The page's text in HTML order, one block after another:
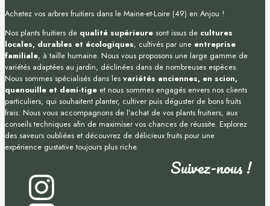
Achetez vos arbres fruitiers dans le Maine-et-Loire (49) en Anjou !
Nos plants fruitiers de qualité supérieure sont issus de cultures
locales, durables et écologiques, cultivés par une entreprise
familiale, à taille humaine. Nous vous proposons une large gamme de
variétés adaptées au jardin, déclinées dans de nombreuses espèces.
Nous sommes spécialisés dans les variétés anciennes, en scion,
quenouille et demi-tige et nous sommes engagés envers nos clients
particuliers, qui souhaitent planter, cultiver puis déguster de bons fruits
frais. Nous vous accompagnons de l’achat de vos plants fruitiers, aux
conseils techniques afin de maximiser vos chances de réussite. Explorez
des saveurs oubliées et découvrez de délicieux fruits pour une
expérience gustative toujours plus riche.
Suivez-nous !